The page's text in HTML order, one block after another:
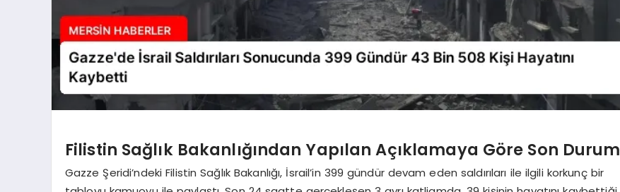
Filistin Sağlık Bakanlığından Yapılan Açıklamaya Göre Son Durum
Gazze Şeridi’ndeki Filistin Sağlık Bakanlığı, İsrail’in 399 gündür devam eden saldırıları ile ilgili korkunç bir